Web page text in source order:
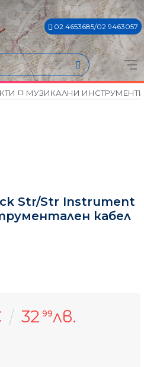
02 4653685/02 9463057
МУЗИКАЛНИ
Str/Str Instrument
кабел
32 99лв.